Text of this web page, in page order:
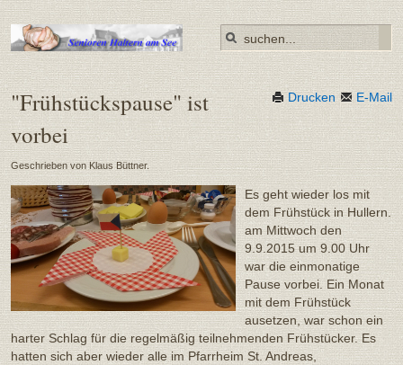
E-Mail
Drucken
"Frühstückspause" ist
vorbei
Geschrieben von Klaus Büttner.
Es geht wieder los mit
dem Frühstück in Hullern.
am Mittwoch den
9.9.2015 um 9.00 Uhr
war die einmonatige
Pause vorbei. Ein Monat
mit dem Frühstück
ausetzen, war schon ein
harter Schlag für die regelmäßig teilnehmenden Frühstücker. Es
hatten sich aber wieder alle im Pfarrheim St. Andreas,